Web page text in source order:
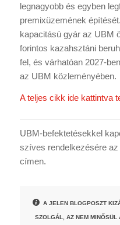
legnagyobb és egyben
premixüzemének
kapacitású gyár az UBM
forintos kazahsztáni
fel, és várhatóan 2027-
az UBM közleményében.
A teljes cikk ide kattintva
UBM-befektetésekkel
szíves rendelkezésére az
címen.
A JELEN BLOGPOSZT
SZOLGÁL, AZ NEM MINŐSÜL